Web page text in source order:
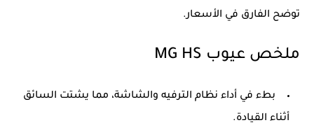
توضح الفارق في الأسعار.
ملخص عيوب MG HS
بطء في أداء نظام الترفيه والشاشة، مما يشتت السائق
أثناء القيادة.